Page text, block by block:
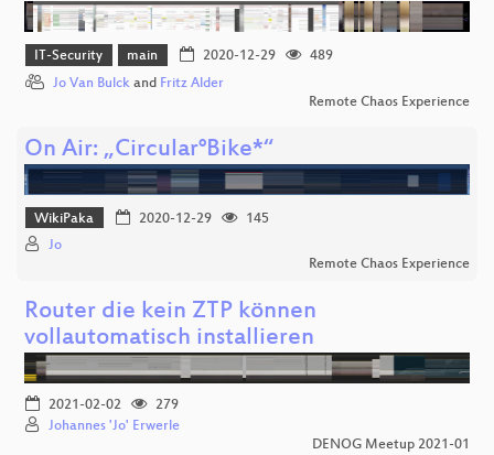
IT-Security main 2020-12-29
489
Jo Van Bulck and Fritz Alder
Remote Chaos Experience
On Air: „Circular°Bike*“
WikiPaka 2020-12-29
145
Jo
Remote Chaos Experience
Router die kein ZTP können
vollautomatisch installieren
2021-02-02
279
Johannes 'Jo' Erwerle
DENOG Meetup 2021-01